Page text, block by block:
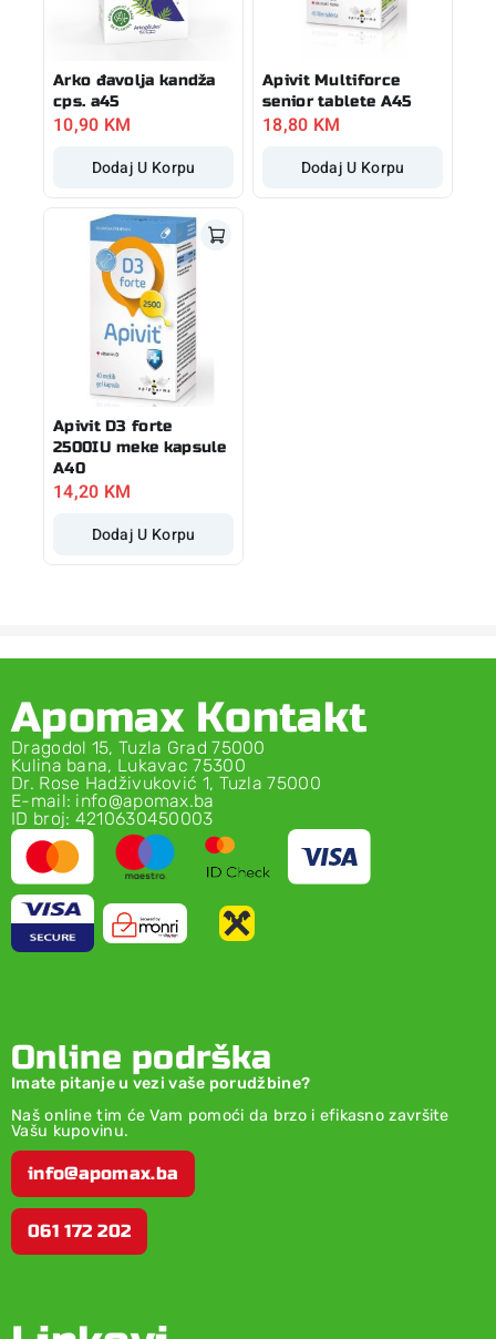
Arko đavolja kandža
cps. a45
10,90 KM
Dodaj U Korpu
Apivit Multiforce
senior tablete A45
18,80 KM
Dodaj U Korpu
Apivit D3 forte
2500IU meke kapsule
A40
14,20 KM
Dodaj U Korpu
Apomax Kontakt
Dragodol 15, Tuzla Grad 75000
Kulina bana, Lukavac 75300
Dr. Rose Hadživuković 1, Tuzla 75000
E-mail: info@apomax.ba
ID broj: 4210630450003
Online podrška
Imate pitanje u vezi vaše porudžbine?
Naš online tim će Vam pomoći da brzo i efikasno završite
Vašu kupovinu.
info@apomax.ba
061 172 202